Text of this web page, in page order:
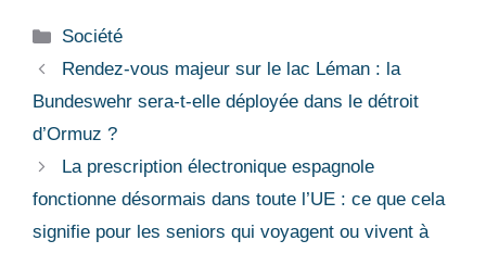
Catégories
Société
Rendez-vous majeur sur le lac Léman : la
Bundeswehr sera-t-elle déployée dans le détroit
d’Ormuz ?
La prescription électronique espagnole
fonctionne désormais dans toute l’UE : ce que cela
signifie pour les seniors qui voyagent ou vivent à